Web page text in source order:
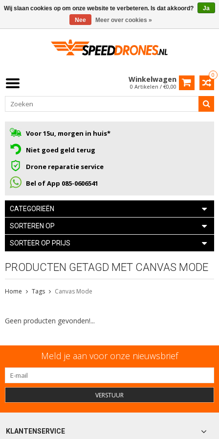
0
Winkelwagen
0 Artikelen / €0,00
Voor 15u, morgen in huis*
Niet goed geld terug
Drone reparatie service
Bel of App 085-0606541
CATEGORIEËN
SORTEREN OP
SORTEER OP PRIJS
PRODUCTEN GETAGD MET CANVAS MODE
Home Tags Canvas Mode
Geen producten gevonden!...
Meld je aan voor onze nieuwsbrief
VERSTUUR
KLANTENSERVICE
Wij slaan cookies op om onze website te verbeteren. Is dat akkoord?
Ja
Nee
Meer over cookies »